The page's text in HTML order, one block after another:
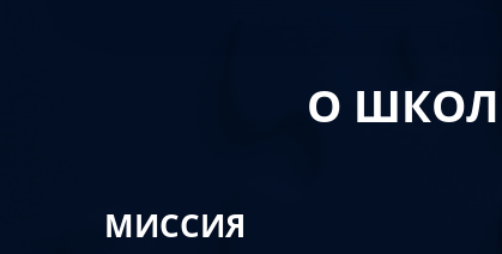
О
МИССИЯ